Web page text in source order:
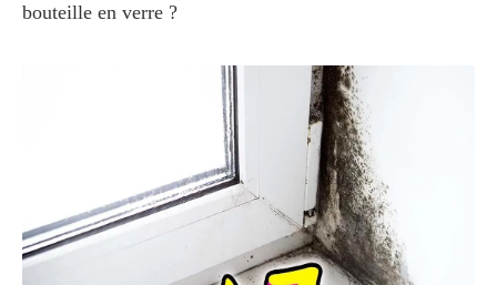
bouteille en verre ?